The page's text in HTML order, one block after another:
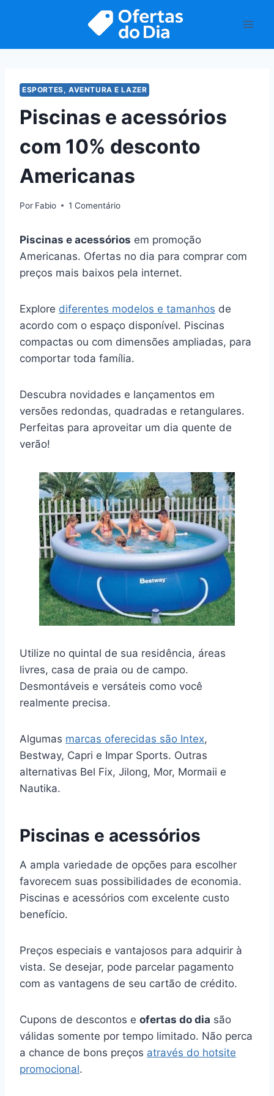
ESPORTES, AVENTURA E LAZER
Piscinas e acessórios
com 10% desconto
Americanas
Por Fabio 1 Comentário
Piscinas e acessórios em promoção
Americanas. Ofertas no dia para comprar com
preços mais baixos pela internet.
Explore diferentes modelos e tamanhos de
acordo com o espaço disponível. Piscinas
compactas ou com dimensões ampliadas, para
comportar toda família.
Descubra novidades e lançamentos em
versões redondas, quadradas e retangulares.
Perfeitas para aproveitar um dia quente de
verão!
Utilize no quintal de sua residência, áreas
livres, casa de praia ou de campo.
Desmontáveis e versáteis como você
realmente precisa.
Algumas marcas oferecidas são Intex,
Bestway, Capri e Impar Sports. Outras
alternativas Bel Fix, Jilong, Mor, Mormaii e
Nautika.
Piscinas e acessórios
A ampla variedade de opções para escolher
favorecem suas possibilidades de economia.
Piscinas e acessórios com excelente custo
benefício.
Preços especiais e vantajosos para adquirir à
vista. Se desejar, pode parcelar pagamento
com as vantagens de seu cartão de crédito.
Cupons de descontos e ofertas do dia são
válidas somente por tempo limitado. Não perca
a chance de bons preços através do hotsite
promocional.